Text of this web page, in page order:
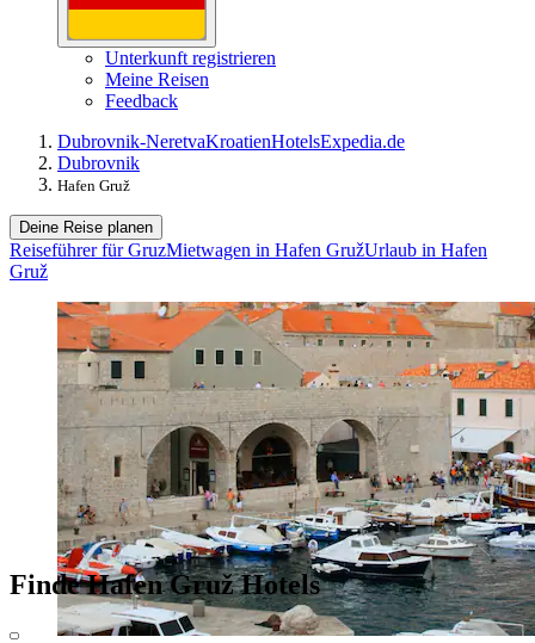
Unterkunft registrieren
Meine Reisen
Feedback
Dubrovnik-NeretvaKroatienHotelsExpedia.de
Dubrovnik
Hafen Gruž
Deine Reise planen
Reiseführer für GruzMietwagen in Hafen GružUrlaub in Hafen
Gruž
Finde Hafen Gruž Hotels